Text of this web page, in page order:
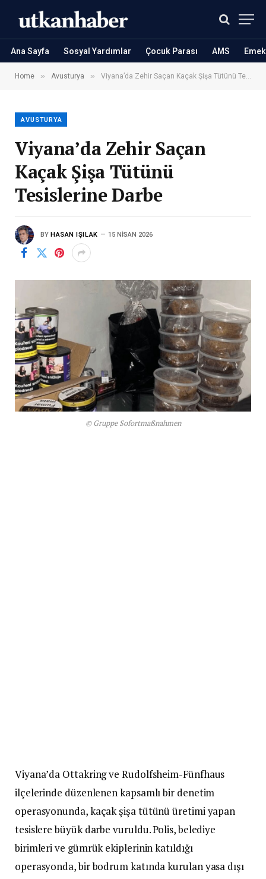
Ana Sayfa Sosyal Yardımlar Çocuk Parası AMS
Home » Avusturya » Viyana’da Zehir Saçan Kaçak Şişa Tütünü Tesislerine Darbe
AVUSTURYA
Viyana’da Zehir Saçan
Kaçak Şişa Tütünü
Tesislerine Darbe
BY HASAN IŞILAK 15 NISAN 2026
© Gruppe Sofortmaßnahmen
Viyana’da Ottakring ve Rudolfsheim-Fünfhaus
ilçelerinde düzenlenen kapsamlı bir denetim
operasyonunda, kaçak şişa tütünü üretimi yapan
tesislere büyük darbe vuruldu. Polis, belediye
birimleri ve gümrük ekiplerinin katıldığı
operasyonda, bir bodrum katında kurulan yasa dışı